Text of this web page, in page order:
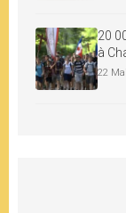
20
à
22